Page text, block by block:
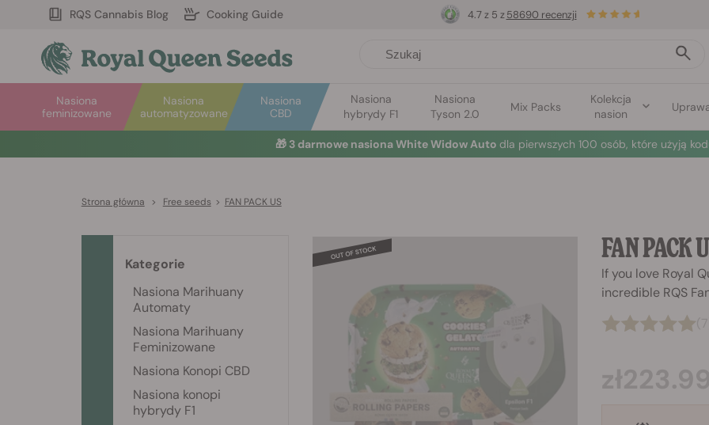
RQS Cannabis Blog Cooking Guide
Nasiona
automatyzowane
Nasiona
feminizowane
Nasiona
CBD
Nasiona
hybrydy F1
Nasiona
Tyson 2.0
Mix Packs
Kolekcja
nasion
4.7 z 5 z 58690 recenzji
🎁 3 darmowe nasiona White Widow Auto dla pierwszych 100 osób, które użyją
Strona główna > Free seeds > FAN PACK US
FAN PACK
If you love Royal
incredible RQS
Kategorie
Nasiona Marihuany
Automaty
Nasiona Marihuany
Feminizowane
Nasiona Konopi CBD
Nasiona konopi
hybrydy F1